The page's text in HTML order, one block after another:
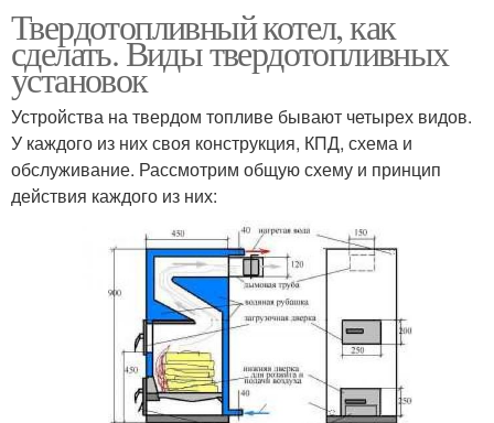
Твердотопливный котел, как
сделать. Виды твердотопливных
установок
Устройства на твердом топливе бывают четырех видов.
У каждого из них своя конструкция, КПД, схема и
обслуживание. Рассмотрим общую схему и принцип
действия каждого из них: